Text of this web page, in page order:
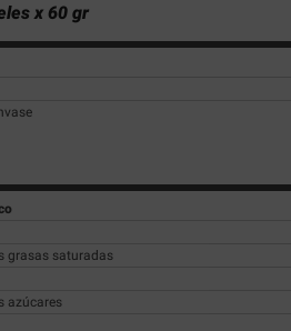
x 60 gr
grasas saturadas
azúcares